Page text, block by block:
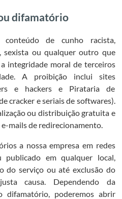
difamatório
de cunho racista,
sexista ou qualquer outro que
integridade moral de terceiros
A proibição inclui sites
e hackers e Pirataria de
cracker e seriais de softwares).
ou distribuição gratuita e
mails de redirecionamento.
a nossa empresa em redes
publicado em qualquer local,
do serviço ou até exclusão do
causa. Dependendo da
difamatório, poderemos abrir